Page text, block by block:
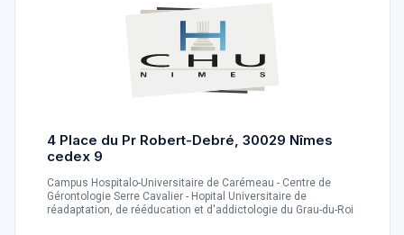
4 Place du Pr Robert-Debré, 30029 Nîmes
cedex 9
Campus Hospitalo-Universitaire de Carémeau - Centre de
Gérontologie Serre Cavalier - Hopital Universitaire de
réadaptation, de rééducation et d'addictologie du Grau-du-Roi